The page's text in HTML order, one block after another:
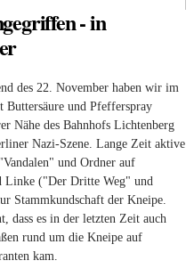
- in
des 22. November haben wir im
und Pfefferspray
Nähe des Bahnhofs Lichtenberg
Nazi-Szene. Lange Zeit aktive
und Ordner auf
Linke ("Der Dritte Weg" und
Stammkundschaft der Kneipe.
dass es in der letzten Zeit auch
rund um die Kneipe auf
kam.